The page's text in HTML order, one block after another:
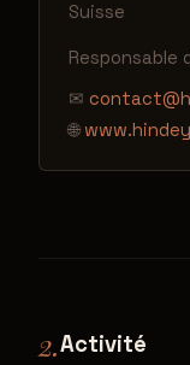
Suisse
Responsable
✉
🌐
2.Activité